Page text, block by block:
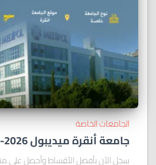
الجامعات الخاصة
جامعة أنقرة ميديبول 2026-2027